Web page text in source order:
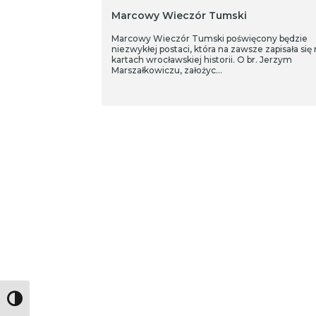
Toggle High Contrast
Marcowy Wieczór Tumski
Marcowy Wieczór Tumski poświęcony będzie
niezwykłej postaci, która na zawsze zapisała się
kartach wrocławskiej historii. O br. Jerzym
Marszałkowiczu, założyc…